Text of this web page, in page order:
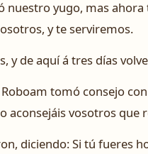
nuestro yugo, mas
y te serviremos.
y de aquí á tres días
tomó consejo
aconsejáis vosotros que
diciendo: Si tú fueres